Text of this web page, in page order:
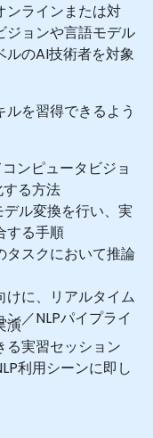
ンラインまたは対
ジョンや言語モデル
ルのAI技術者を対象
を習得できるよう
ンピュータビジョ
る方法
ル変換を行い、実
する手順
タスクにおいて推論
けに、リアルタイム
／NLPパイプライ
演
る実習セッション
利用シーンに即し